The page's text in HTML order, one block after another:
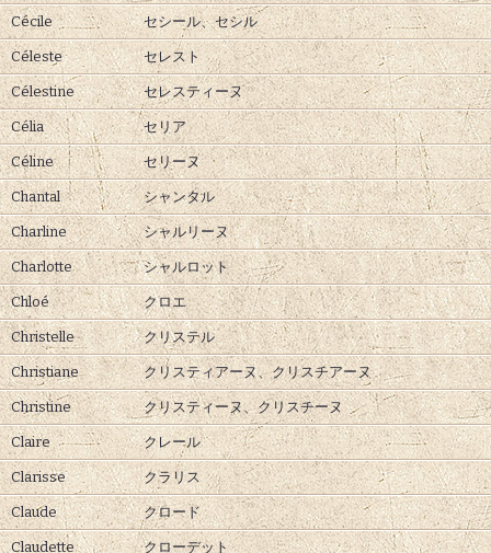
Cécile セシール、セシル
Céleste セレスト
Célestine セレスティーヌ
Célia セリア
Céline セリーヌ
Chantal シャンタル
Charline シャルリーヌ
Charlotte シャルロット
Chloé クロエ
Christelle クリステル
Christiane クリスティアーヌ、クリスチアーヌ
Christine クリスティーヌ、クリスチーヌ
Claire クレール
Clarisse クラリス
Claude クロード
Claudette クローデット